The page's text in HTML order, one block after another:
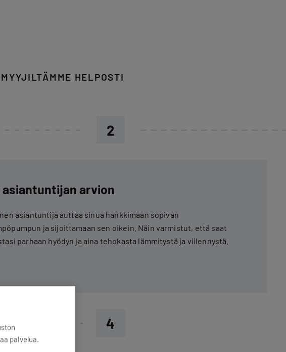
HELPOSTI
2
asiantuntijan arvion
asiantuntija auttaa sinua hankkimaan sopivan
ja sijoittamaan sen oikein. Näin varmistut, että saat
parhaan hyödyn ja aina tehokasta lämmitystä ja viilennystä.
4
palvelua.